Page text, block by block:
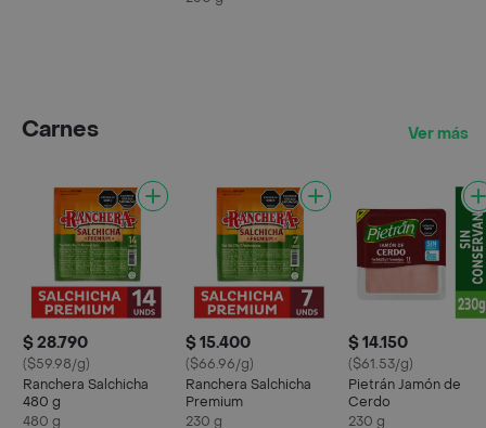
Carnes Ver más
$ 28.790
($59.98/g)
Ranchera Salchicha
480 g
480 g
$ 15.400
($66.96/g)
Ranchera Salchicha
Premium
230 g
$ 14.150
($61.53/g)
Pietrán Jamón de
Cerdo
230 g